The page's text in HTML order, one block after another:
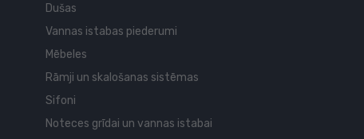
Dušas
Vannas istabas piederumi
Mēbeles
Rāmji un skalošanas sistēmas
Sifoni
Noteces grīdai un vannas istabai